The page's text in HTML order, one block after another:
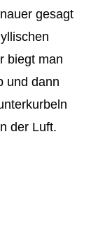
gesagt
biegt man
und dann
der Luft.